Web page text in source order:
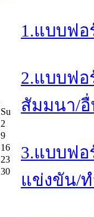
Su
2
9
16
23
30
1.แบบฟ
2.แบบฟ
สัมมนา/
3.แบบฟอ
แข่งขัน/